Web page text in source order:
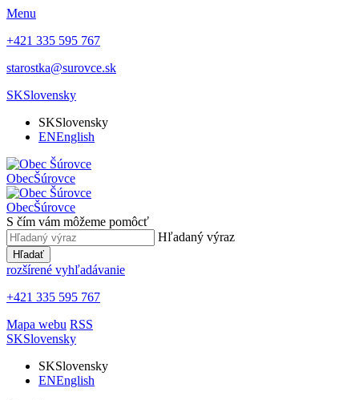
Menu
+421 335 595 767
starostka@surovce.sk
SKSlovensky
SKSlovensky
ENEnglish
ObecŠúrovce
ObecŠúrovce
S čím vám môžeme pomôcť
Hľadaný výraz
Hľadať
rozšírené vyhľadávanie
+421 335 595 767
Mapa webu RSS
SKSlovensky
SKSlovensky
ENEnglish